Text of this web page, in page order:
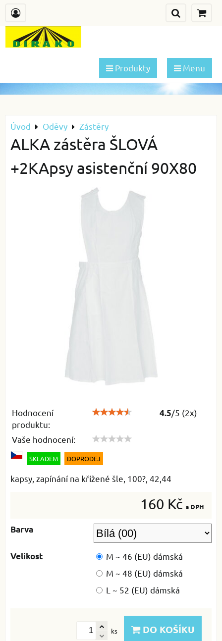
Produkty Menu
Úvod Oděvy Zástěry
ALKA zástěra ŠLOVÁ
+2KApsy asistenční 90X80
Hodnocení
produktu:
4.5/5 (2x)
Vaše hodnocení:
SKLADEM DOPRODEJ
kapsy, zapínání na křížené šle, 100?, 42,44
160 Kč s DPH
Barva
Velikost
M ~ 46 (EU) dámská
M ~ 48 (EU) dámská
L ~ 52 (EU) dámská
ks DO KOŠÍKU